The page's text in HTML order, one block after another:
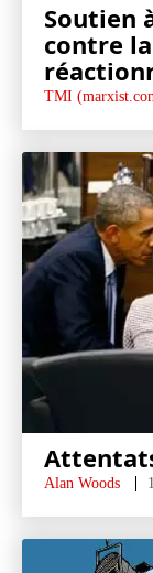
Soutien
contre
TMI
Alan Woods